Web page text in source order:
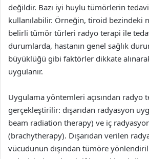
değildir. Bazı iyi huylu tümörlerin
kullanılabilir. Örneğin, tiroid bezindeki
belirli tümör türleri radyo terapi ile
durumlarda, hastanın genel sağlık
büyüklüğü gibi faktörler dikkate
uygulanır.
Uygulama yöntemleri açısından radyo
gerçekleştirilir: dışarıdan radyasyon
beam radiation therapy) ve iç
(brachytherapy). Dışarıdan verilen
vücudunun dışından tümöre